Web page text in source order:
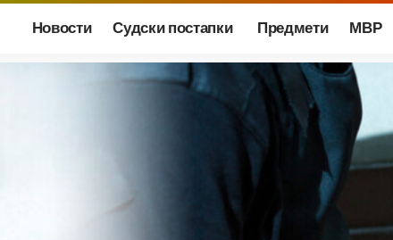
Новости Судски постапки Предмети МВР